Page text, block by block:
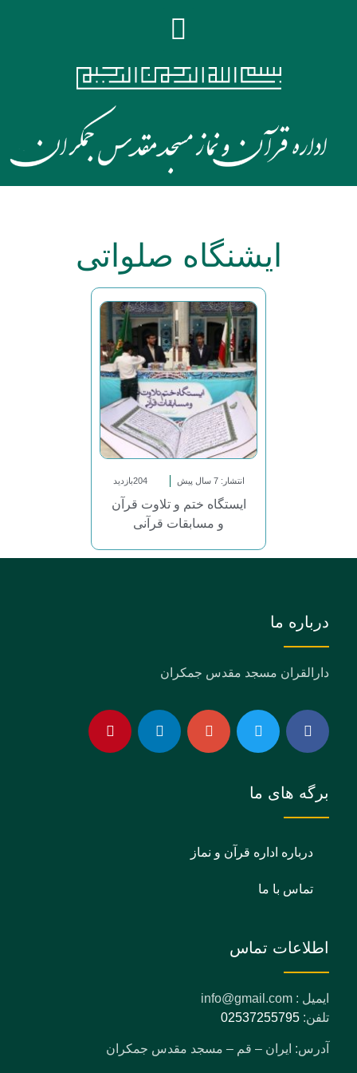
ایشنگاه صلواتی
انتشار: 7 سال پیش 204بازدید
ایستگاه ختم و تلاوت قرآن
و مسابقات قرآنی
درباره ما
دارالقران مسجد مقدس جمکران
برگه های ما
درباره اداره قرآن و نماز
تماس با ما
اطلاعات تماس
ایمیل : info@gmail.com
تلفن: 02537255795
آدرس: ایران – قم – مسجد مقدس جمکران